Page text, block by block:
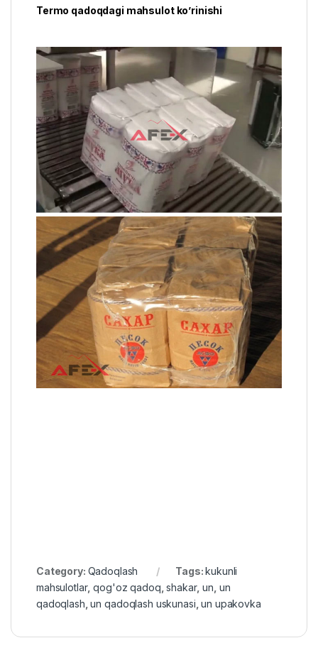
Termo qadoqdagi mahsulot ko’rinishi
Category: Qadoqlash Tags:kukunli
mahsulotlar,qog'oz qadoq ,shakar,un un
qadoqlash ,un qadoqlash uskunasi ,un upakovka